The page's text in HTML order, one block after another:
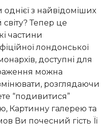
Тепер це
частини
лондонської
доступні для
можна
розглядаючи
“подивитися”
Картинну галерею та
Ви почесний гість Її